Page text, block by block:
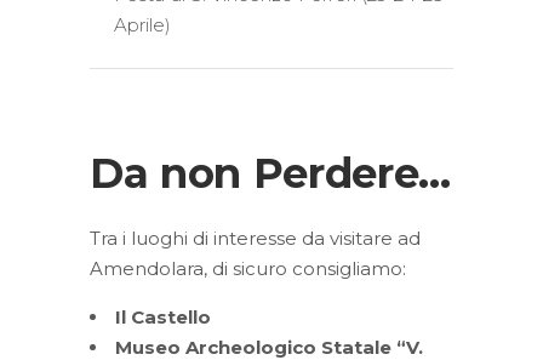
Aprile)
Da non Perdere...
Tra i luoghi di interesse da visitare ad
Amendolara, di sicuro consigliamo:
Il Castello
Museo Archeologico Statale “V.